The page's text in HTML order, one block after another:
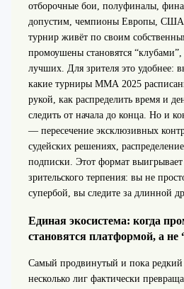
отборочные бои, полуфиналы,
допустим, чемпионы Европы, США
турнир живёт по своим
промоушены становятся
лучших. Для зрителя это удобнее:
какие турниры ММА 2025
рукой, как распределить время и
следить от начала до конца. Но и
— пересечение эксклюзивных
судейских решениях,
подписки. Этот формат выигрывает
зрительского терпения: вы не
супербой, вы следите за длинной
Единая экосистема: когда
становятся платформой, а не
Самый продвинутый и пока редкий
несколько лиг фактически